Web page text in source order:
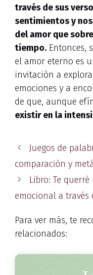
través de sus
sentimientos y
del amor que
tiempo. Entonces,
el amor eterno es
invitación a
emociones y a
de que, aunque
existir en la
Juegos de
comparación y
Libro: Te
emocional a través
Para ver más, te
relacionados: